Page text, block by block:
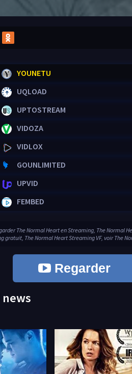
YOUNETU
UQLOAD
UPTOSTREAM
VIDOZA
VIDLOX
GOUNLIMITED
UPVID
FEMBED
The Normal Heart en Streaming, The Normal
gratuit, The Normal Heart Streaming VF, voir The
Regarder